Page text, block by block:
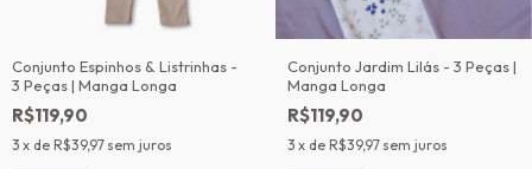
Conjunto Espinhos & Listrinhas -
3 Peças | Manga Longa
R$119,90
3 x de R$39,97 sem juros
Conjunto Jardim Lilás - 3 Peças |
Manga Longa
R$119,90
3 x de R$39,97 sem juros